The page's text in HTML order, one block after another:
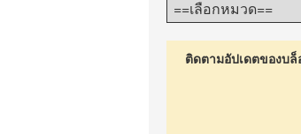
ติดตามอัปเดตของบ